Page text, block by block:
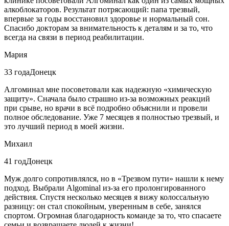
алкоблокаторов. Результат потрясающий: папа трезвый,
впервые за годы восстановил здоровье и нормальный сон.
Спасибо докторам за внимательность к деталям и за то, что
всегда на связи в период реабилитации.
Мария
33 годаДонецк
Алгоминал мне посоветовали как надежную «химическую
защиту». Сначала было страшно из-за возможных реакций
при срыве, но врачи в всё подробно объяснили и провели
полное обследование. Уже 7 месяцев я полностью трезвый, и
это лучший период в моей жизни.
Михаил
41 годДонецк
Муж долго сопротивлялся, но в «Трезвом пути» нашли к нему
подход. Выбрали Algominal из-за его пролонгированного
действия. Спустя несколько месяцев я вижу колоссальную
разницу: он стал спокойным, уверенным в себе, занялся
спортом. Огромная благодарность команде за то, что спасаете